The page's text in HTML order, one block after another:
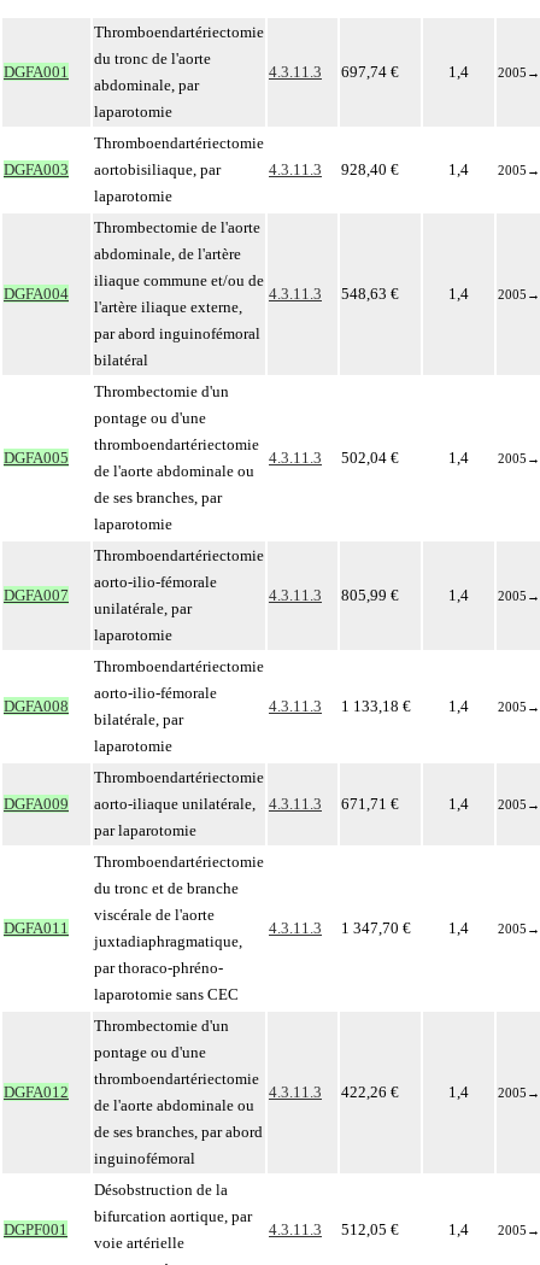
DGFA001
Thromboendartériectomie
du tronc de l'aorte
abdominale, par
laparotomie
4.3.11.3 697,74 € 1,4 2005 →
DGFA003
Thromboendartériectomie
aortobisiliaque, par
laparotomie
4.3.11.3 928,40 € 1,4 2005 →
DGFA004
Thrombectomie de l'aorte
abdominale, de l'artère
iliaque commune et/ou de
l'artère iliaque externe,
par abord inguinofémoral
bilatéral
4.3.11.3 548,63 € 1,4 2005 →
DGFA005
Thrombectomie d'un
pontage ou d'une
thromboendartériectomie
de l'aorte abdominale ou
de ses branches, par
laparotomie
4.3.11.3 502,04 € 1,4 2005 →
DGFA007
Thromboendartériectomie
aorto-ilio-fémorale
unilatérale, par
laparotomie
4.3.11.3 805,99 € 1,4 2005 →
DGFA008
Thromboendartériectomie
aorto-ilio-fémorale
bilatérale, par
laparotomie
4.3.11.3 1 133,18 € 1,4 2005 →
DGFA009
Thromboendartériectomie
aorto-iliaque unilatérale,
par laparotomie
4.3.11.3 671,71 € 1,4 2005 →
DGFA011
Thromboendartériectomie
du tronc et de branche
viscérale de l'aorte
juxtadiaphragmatique,
par thoraco-phréno-
laparotomie sans CEC
4.3.11.3 1 347,70 € 1,4 2005 →
DGFA012
Thrombectomie d'un
pontage ou d'une
thromboendartériectomie
de l'aorte abdominale ou
de ses branches, par abord
inguinofémoral
4.3.11.3 422,26 € 1,4 2005 →
DGPF001
Désobstruction de la
bifurcation aortique, par
voie artérielle
4.3.11.3 512,05 € 1,4 2005 →